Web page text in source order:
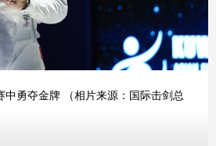
中勇夺金牌 （相片来源：国际击剑总